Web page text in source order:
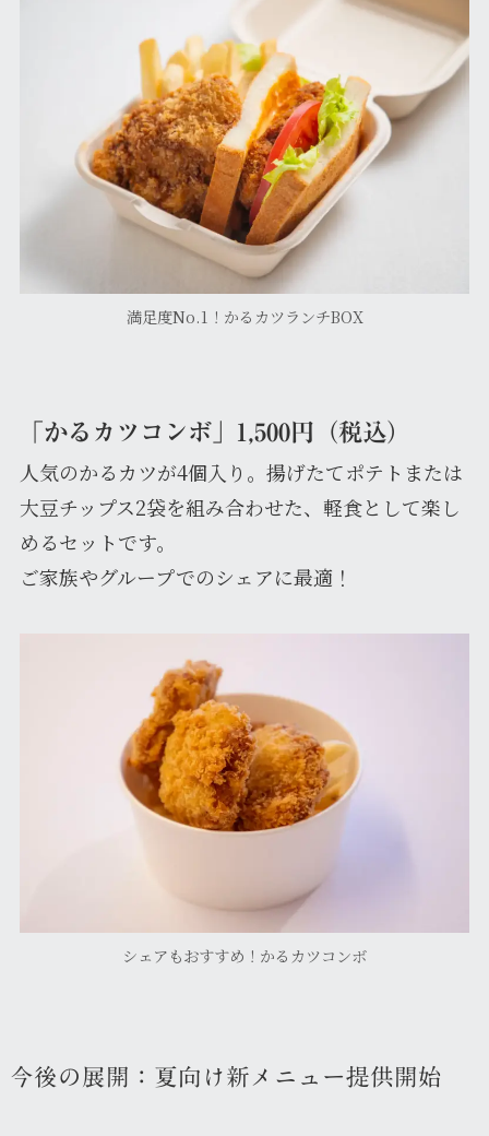
満足度No.1！かるカツランチBOX
「かるカツコンボ」1,500円（税込）
人気のかるカツが4個入り。揚げたてポテトまたは
大豆チップス2袋を組み合わせた、軽食として楽し
めるセットです。
ご家族やグループでのシェアに最適！
シェアもおすすめ！かるカツコンボ
今後の展開：夏向け新メニュー提供開始